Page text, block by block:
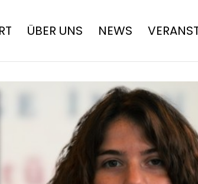
ÜBER UNS NEWS